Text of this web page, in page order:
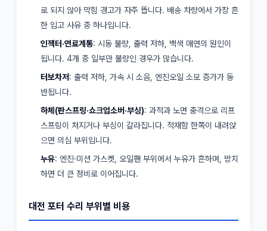
로 되지 않아 막힘 경고가 자주 뜹니다. 배송 차량에서 가장 흔
한 입고 사유 중 하나입니다.
인젝터·연료계통: 시동 불량, 출력 저하, 백색 매연의 원인이
됩니다. 4개 중 일부만 불량인 경우가 많습니다.
터보차저: 출력 저하, 가속 시 소음, 엔진오일 소모 증가가 동
반됩니다.
하체(판스프링·쇼크업소버·부싱): 과적과 노면 충격으로 리프
스프링이 처지거나 부싱이 갈라집니다. 적재함 한쪽이 내려앉
으면 의심 부위입니다.
누유: 엔진·미션 가스켓, 오일팬 부위에서 누유가 흔하며, 방치
하면 더 큰 정비로 이어집니다.
대전 포터 수리 부위별 비용